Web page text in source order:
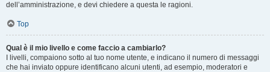
dell’amministrazione, e devi chiedere a questa le ragioni.
Top
Qual è il mio livello e come faccio a cambiarlo?
I livelli, compaiono sotto al tuo nome utente, e indicano il numero di messaggi
che hai inviato oppure identificano alcuni utenti, ad esempio, moderatori e